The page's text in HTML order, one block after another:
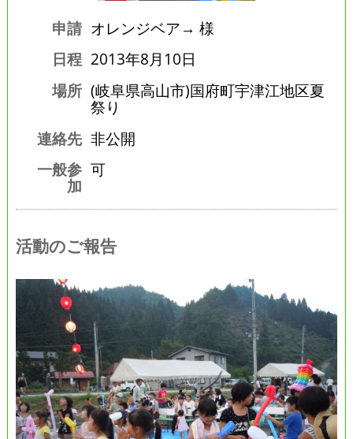
申請 オレンジベア→ 様
日程 2013年8月10日
場所 (岐阜県高山市)国府町宇津江地区夏
祭り
連絡先 非公開
一般参
加
可
活動のご報告